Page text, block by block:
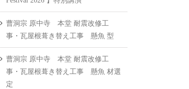
曹洞宗 原中寺 本堂 耐震改修工
事・瓦屋根葺き替え工事 懸魚 型
曹洞宗 原中寺 本堂 耐震改修工
事・瓦屋根葺き替え工事 懸魚 材選
定